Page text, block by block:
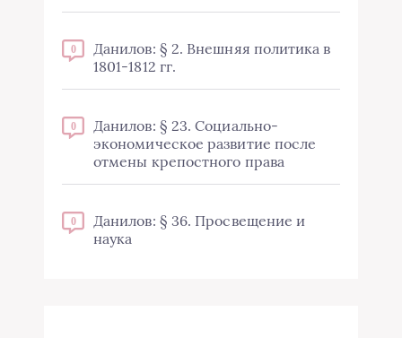
0
Данилов: § 2. Внешняя политика в
1801-1812 гг.
0
Данилов: § 23. Социально-
экономическое развитие после
отмены крепостного права
0
Данилов: § 36. Просвещение и
наука